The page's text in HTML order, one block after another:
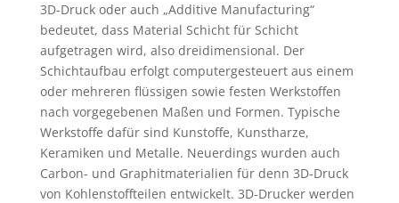
3D-Druck oder auch „Additive Manufacturing“
bedeutet, dass Material Schicht für Schicht
aufgetragen wird, also dreidimensional. Der
Schichtaufbau erfolgt computergesteuert aus einem
oder mehreren flüssigen sowie festen Werkstoffen
nach vorgegebenen Maßen und Formen. Typische
Werkstoffe dafür sind Kunstoffe, Kunstharze,
Keramiken und Metalle. Neuerdings wurden auch
Carbon- und Graphitmaterialien für denn 3D-Druck
von Kohlenstoffteilen entwickelt. 3D-Drucker werden